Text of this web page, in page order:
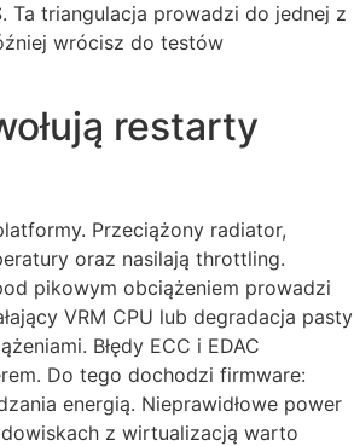
Ta triangulacja prowadzi do jednej z
wrócisz do testów
restarty
Przeciążony radiator,
oraz nasilają throttling.
pikowym obciążeniem prowadzi
VRM CPU lub degradacja pasty
Błędy ECC i EDAC
Do tego dochodzi firmware:
energią. Nieprawidłowe power
z wirtualizacją warto